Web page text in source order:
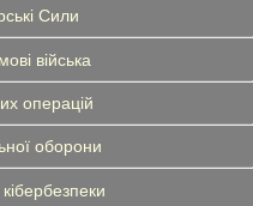
Сили
війська
операцій
оборони